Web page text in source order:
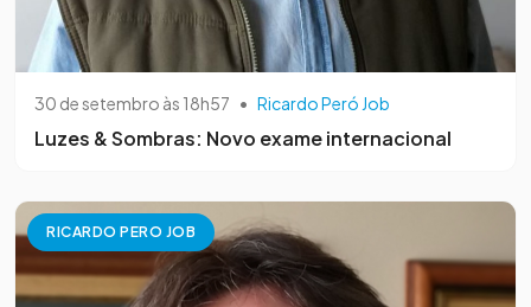
30 de setembro às 18h57 • Ricardo Peró Job
Luzes & Sombras: Novo exame internacional
RICARDO PERO JOB